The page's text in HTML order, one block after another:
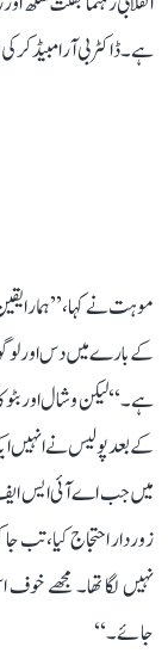
ہے۔ ڈاکٹر بی آر امبیڈکر
موہت نے کہا، ’’ہمارا
کے بارے میں دس اور
ہے۔‘‘ لیکن وشال اور
کے بعد پولیس نے انہیں
میں جب اے آئی ایس
زوردار احتجاج کیا، تب
نہیں لگا تھا۔ مجھے
جائے۔‘‘